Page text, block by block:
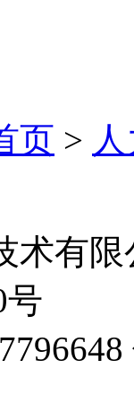
页 >
术有限
号